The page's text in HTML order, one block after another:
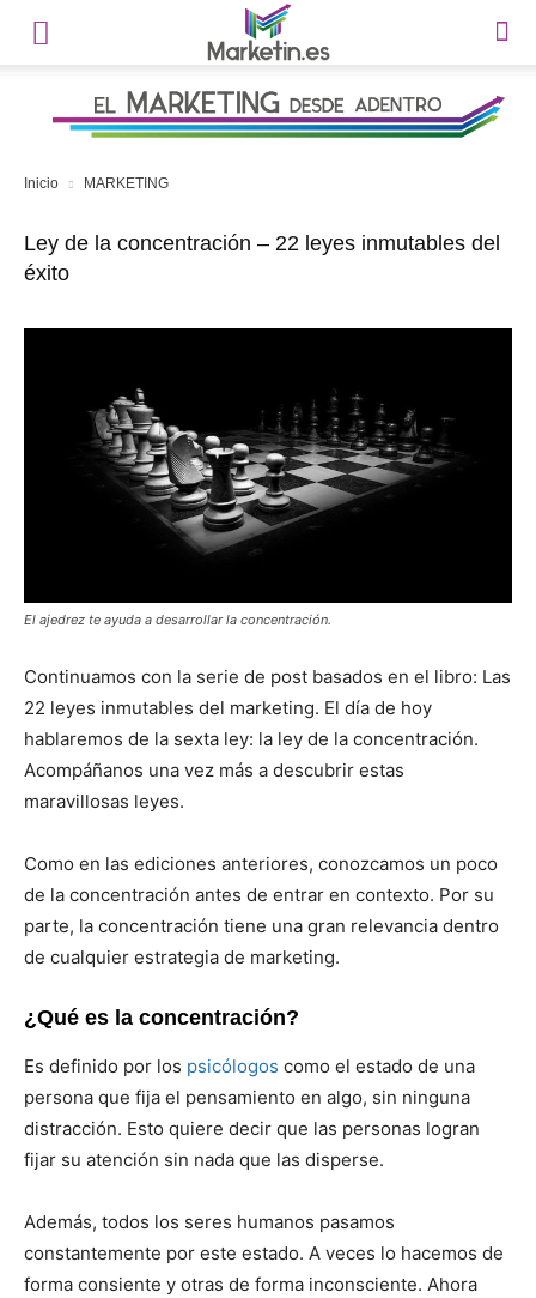
Inicio MARKETING
Ley de la concentración – 22 leyes inmutables del
éxito
El ajedrez te ayuda a desarrollar la concentración.
Continuamos con la serie de post basados en el libro: Las
22 leyes inmutables del marketing. El día de hoy
hablaremos de la sexta ley: la ley de la concentración.
Acompáñanos una vez más a descubrir estas
maravillosas leyes.
Como en las ediciones anteriores, conozcamos un poco
de la concentración antes de entrar en contexto. Por su
parte, la concentración tiene una gran relevancia dentro
de cualquier estrategia de marketing.
¿Qué es la concentración?
Es definido por los psicólogos como el estado de una
persona que fija el pensamiento en algo, sin ninguna
distracción. Esto quiere decir que las personas logran
fijar su atención sin nada que las disperse.
Además, todos los seres humanos pasamos
constantemente por este estado. A veces lo hacemos de
forma consiente y otras de forma inconsciente. Ahora